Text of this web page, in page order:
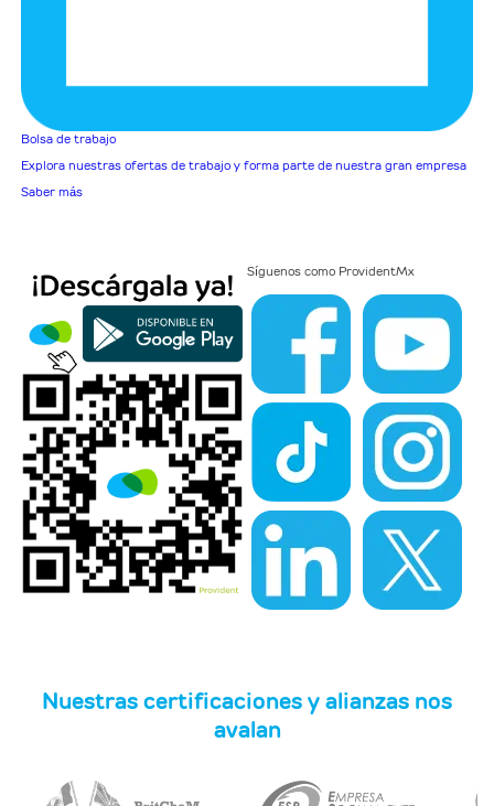
Bolsa de trabajo
Explora nuestras ofertas de trabajo y forma parte de nuestra gran empresa
Saber más
Síguenos como ProvidentMx
Nuestras certificaciones y alianzas nos
avalan